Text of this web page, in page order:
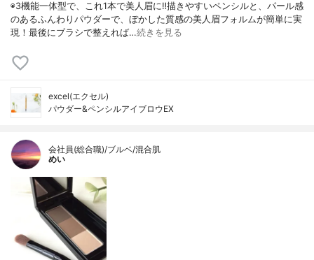
◉3機能一体型で、これ1本で美人眉に‼︎描きやすいペンシルと、パール感
のあるふんわりパウダーで、ぼかした質感の美人眉フォルムが簡単に実
現！最後にブラシで整えれば…続きを見る
excel(エクセル)
パウダー&ペンシルアイブロウEX
会社員(総合職)/ブルベ/混合肌
めい